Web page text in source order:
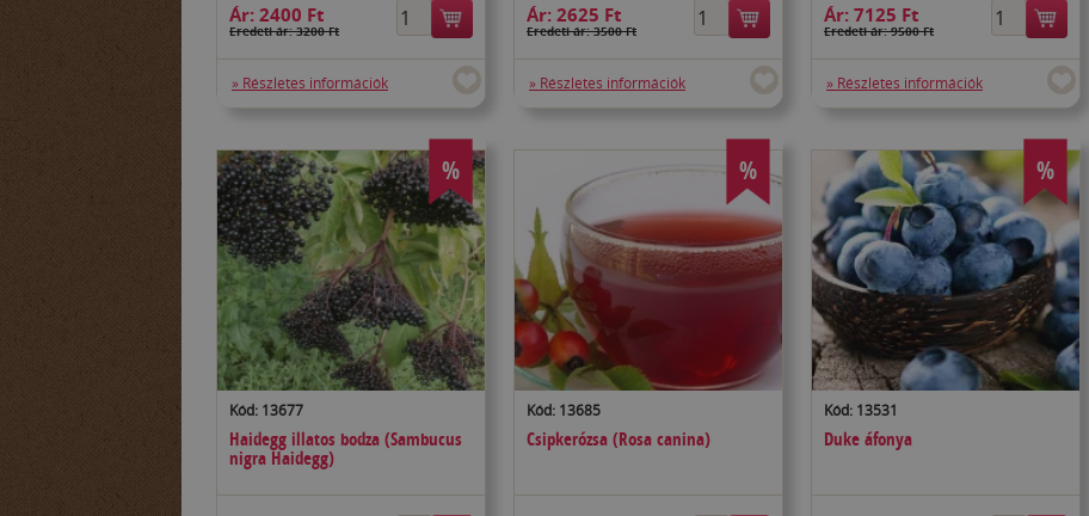
Ár: 2400 Ft
Eredeti ár: 3200 Ft
» Részletes információk
Ár: 2625 Ft
Eredeti ár: 3500 Ft
» Részletes információk
Ár: 7125 Ft
Eredeti ár: 9500 Ft
» Részletes információk
%
Kód: 13677
Haidegg illatos bodza (Sambucus
nigra Haidegg)
%
Kód: 13685
Csipkerózsa (Rosa canina)
%
Kód: 13531
Duke áfonya